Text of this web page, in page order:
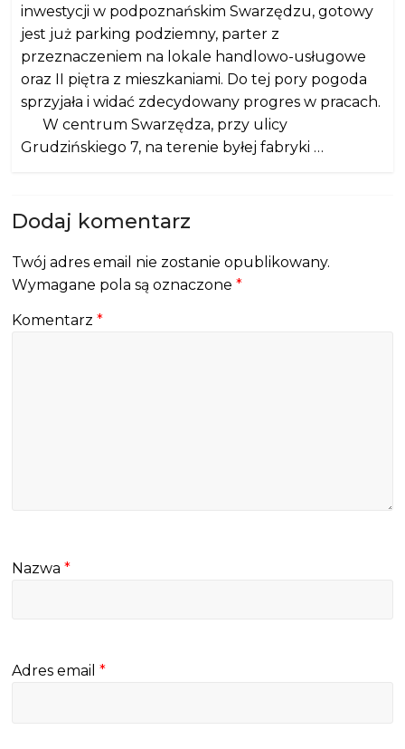
inwestycji w podpoznańskim Swarzędzu, gotowy
jest już parking podziemny, parter z
przeznaczeniem na lokale handlowo-usługowe
oraz II piętra z mieszkaniami. Do tej pory pogoda
sprzyjała i widać zdecydowany progres w pracach.
W centrum Swarzędza, przy ulicy
Grudzińskiego 7, na terenie byłej fabryki …
Dodaj komentarz
Twój adres email nie zostanie opublikowany.
Wymagane pola są oznaczone*
Komentarz*
Nazwa*
Adres email*